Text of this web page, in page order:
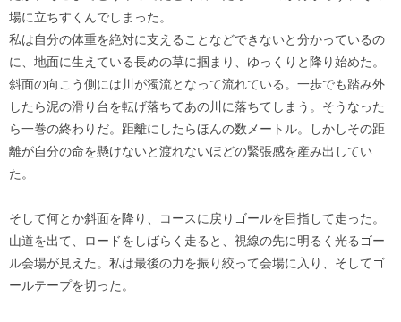
場に立ちすくんでしまった。
私は自分の体重を絶対に支えることなどできないと分かっているの
に、地面に生えている長めの草に掴まり、ゆっくりと降り始めた。
斜面の向こう側には川が濁流となって流れている。一歩でも踏み外
したら泥の滑り台を転げ落ちてあの川に落ちてしまう。そうなった
ら一巻の終わりだ。距離にしたらほんの数メートル。しかしその距
離が自分の命を懸けないと渡れないほどの緊張感を産み出してい
た。
そして何とか斜面を降り、コースに戻りゴールを目指して走った。
山道を出て、ロードをしばらく走ると、視線の先に明るく光るゴー
ル会場が見えた。私は最後の力を振り絞って会場に入り、そしてゴ
ールテープを切った。